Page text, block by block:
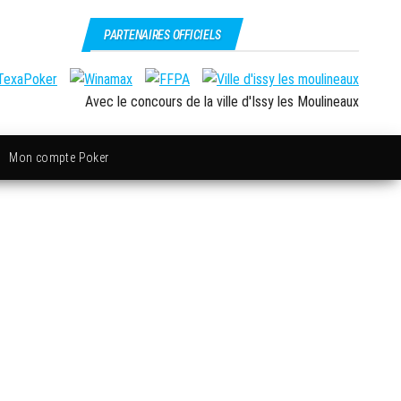
PARTENAIRES OFFICIELS
Avec le concours de la ville d'Issy les Moulineaux
Mon compte Poker